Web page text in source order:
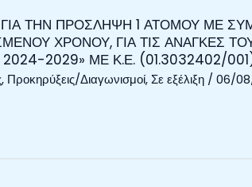
ΤΗΝ ΠΡΟΣΛΗΨΗ 1 ΑΤΟΜΟΥ ΜΕ
ΧΡΟΝΟΥ, ΓΙΑ ΤΙΣ ΑΝΑΓΚΕΣ
2029» ΜΕ Κ.Ε. (01.3032402/
, Προκηρύξεις/Διαγωνισμοί,Σε εξέλιξη / 06/